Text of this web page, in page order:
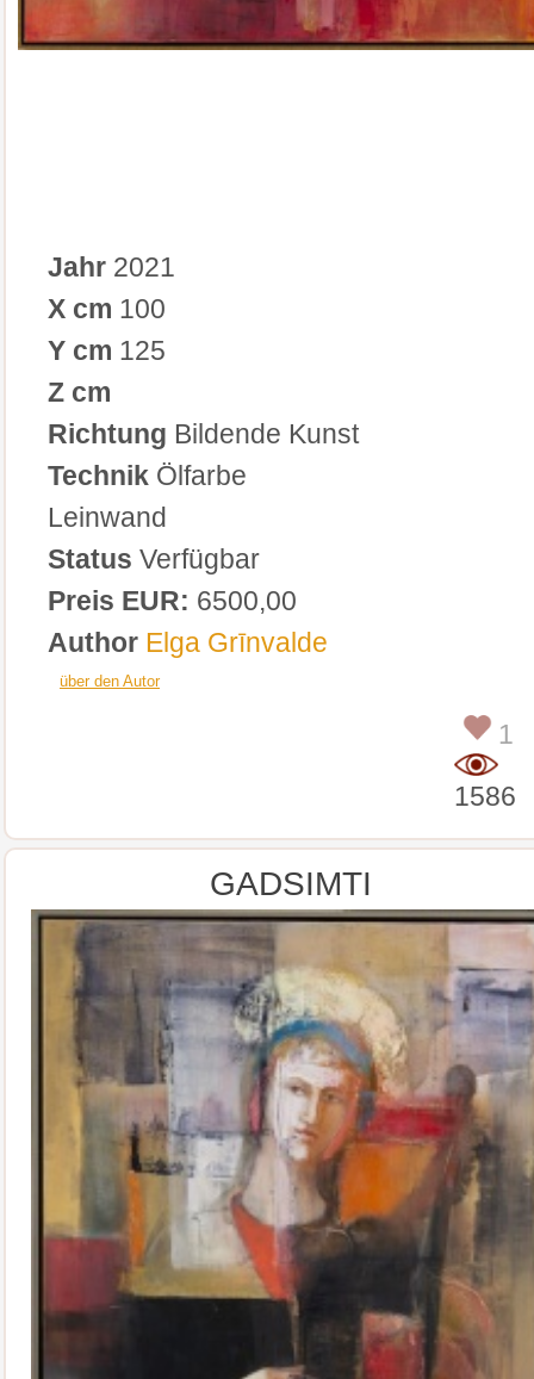
Jahr 2021
X cm 100
Y cm 125
Z cm
Richtung Bildende Kunst
Technik Ölfarbe
Leinwand
Status Verfügbar
Preis EUR: 6500,00
Author Elga Grīnvalde
über den Autor
1
1586
GADSIMTI